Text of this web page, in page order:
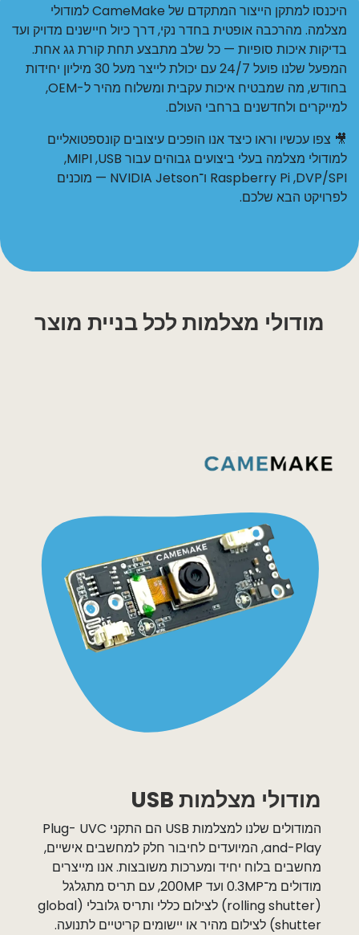
היכנסו למתקן הייצור המתקדם של CameMake למודולי
מצלמה. מהרכבה אופטית בחדר נקי, דרך כיול חיישנים מדויק ועד
בדיקות איכות סופיות — כל שלב מתבצע תחת קורת גג אחת.
המפעל שלנו פועל 24/7 עם יכולת לייצר מעל 30 מיליון יחידות
בחודש, מה שמבטיח איכות עקבית ומשלוח מהיר ל-OEM,
למייקרים ולחדשנים ברחבי העולם.
🎥 צפו עכשיו וראו כיצד אנו הופכים עיצובים קונספטואליים
למודולי מצלמה בעלי ביצועים גבוהים עבור ‏USB, ‏MIPI,
‏DVP/SPI, ‏Raspberry Pi ו־NVIDIA Jetson — מוכנים
לפרויקט הבא שלכם.
מודולי מצלמות לכל בניית מוצר
מודולי מצלמות USB
המודולים שלנו למצלמות USB הם התקני UVC ‏Plug-
and-Play, המיועדים לחיבור חלק למחשבים אישיים,
מחשבים בלוח יחיד ומערכות משובצות. אנו מייצרים
מודולים מ־0.3MP ועד 200MP, עם תריס מתגלגל
(rolling shutter) לצילום כללי ותריס גלובלי (global
shutter) לצילום מהיר או יישומים קריטיים לתנועה.